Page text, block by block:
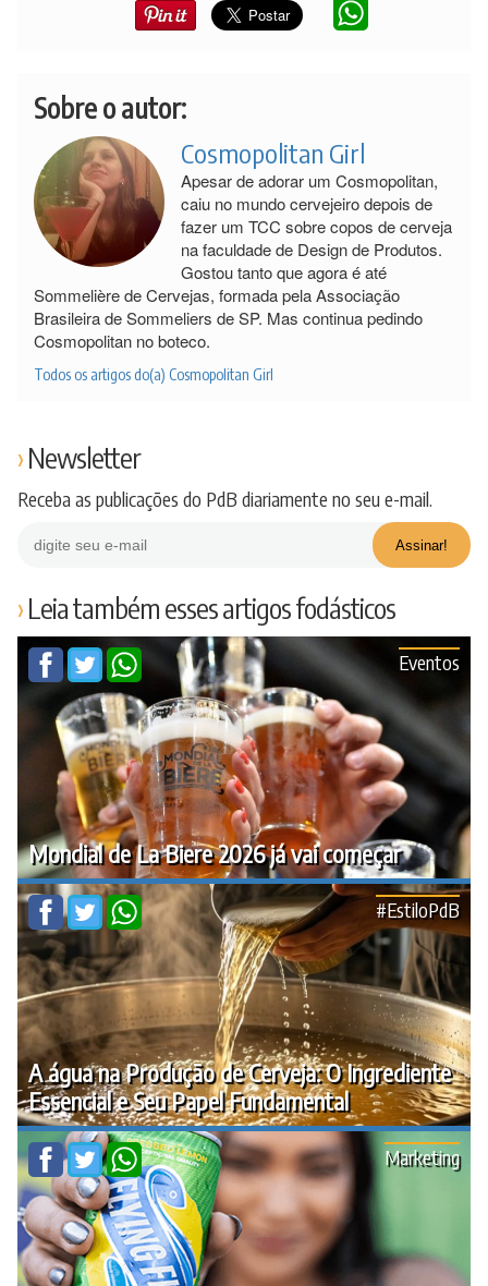
Sobre o autor:
Cosmopolitan Girl
Apesar de adorar um Cosmopolitan,
caiu no mundo cervejeiro depois de
fazer um TCC sobre copos de cerveja
na faculdade de Design de Produtos.
Gostou tanto que agora é até
Sommelière de Cervejas, formada pela Associação
Brasileira de Sommeliers de SP. Mas continua pedindo
Cosmopolitan no boteco.
Todos os artigos do(a) Cosmopolitan Girl
Newsletter
Receba as publicações do PdB diariamente no seu e-mail.
Leia também esses artigos fodásticos
Mondial de La Biere 2026 já vai começar
Eventos
A água na Produção de Cerveja: O Ingrediente
Essencial e Seu Papel Fundamental
#EstiloPdB
Marketing